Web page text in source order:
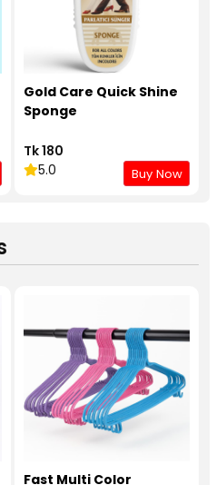
Gold Care Quick Shine
Sponge
Tk 180
5.0
Buy Now
Fast Multi Color